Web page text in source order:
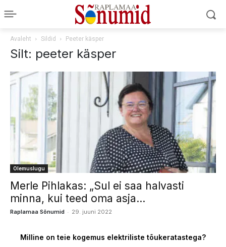
Avaleht Sildid Peeter käsper
Silt: peeter käsper
Olemuslugu
Merle Pihlakas: „Sul ei saa halvasti
minna, kui teed oma asja...
Raplamaa Sõnumid - 29. juuni 2022
Milline on teie kogemus elektriliste tõukeratastega?